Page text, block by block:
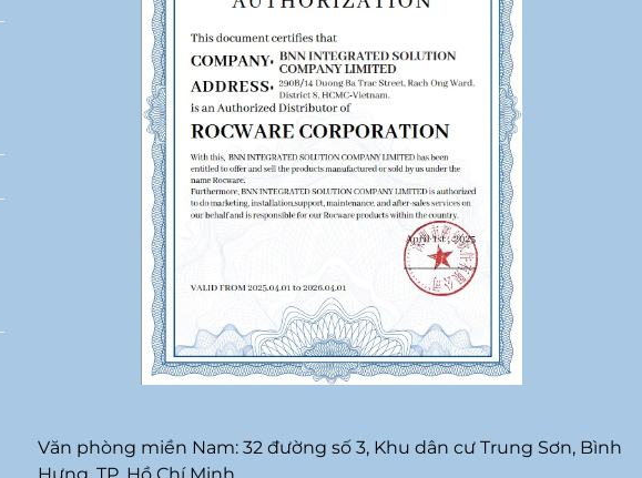
Văn phòng miền Nam: 32 đường số 3, Khu dân cư Trung Sơn, Bình
Hưng, TP. Hồ Chí Minh